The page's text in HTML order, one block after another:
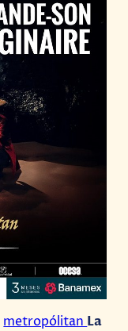
metropólitan La